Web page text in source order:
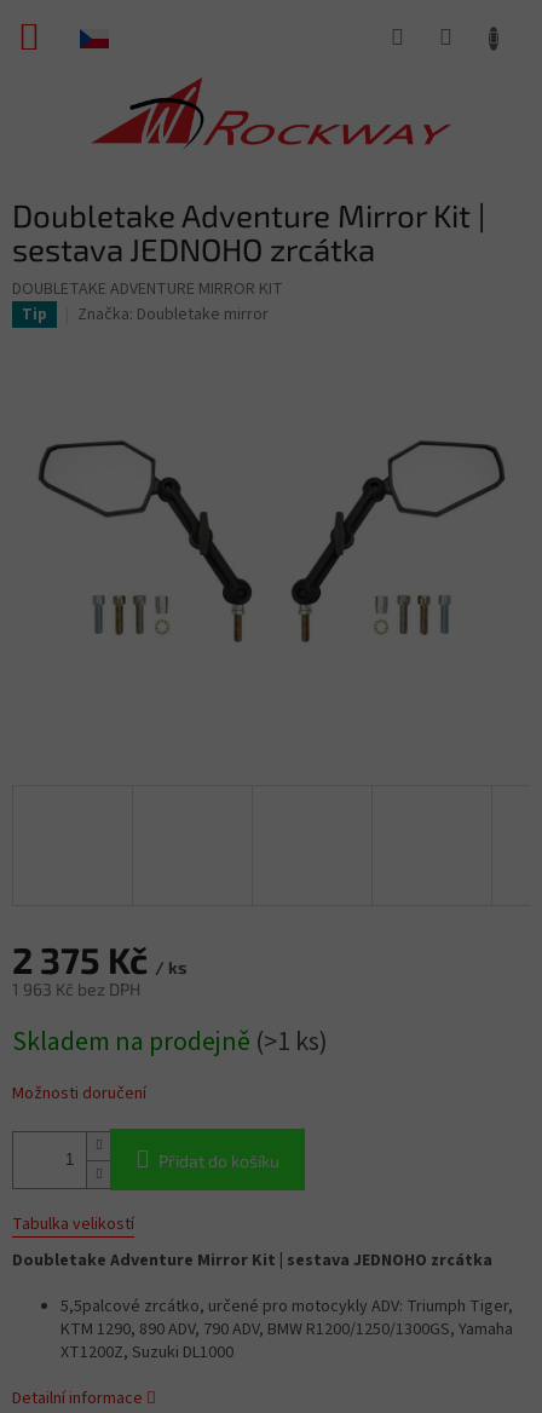
obsah
NÁKUPNÍ
Doubletake Adventure Mirror Kit |
sestava JEDNOHO zrcátka
DOUBLETAKE ADVENTURE MIRROR KIT
Tip Značka: Doubletake mirror
2 375 Kč / ks
1 963 Kč bez DPH
cena:
Skladem na prodejně (>1 ks)
Možnosti doručení
Přidat do košíku
Tabulka velikostí
Doubletake Adventure Mirror Kit | sestava JEDNOHO zrcátka
5,5palcové zrcátko, určené pro motocykly ADV: Triumph Tiger,
KTM 1290, 890 ADV, 790 ADV, BMW R1200/1250/1300GS, Yamaha
XT1200Z, Suzuki DL1000
Detailní informace